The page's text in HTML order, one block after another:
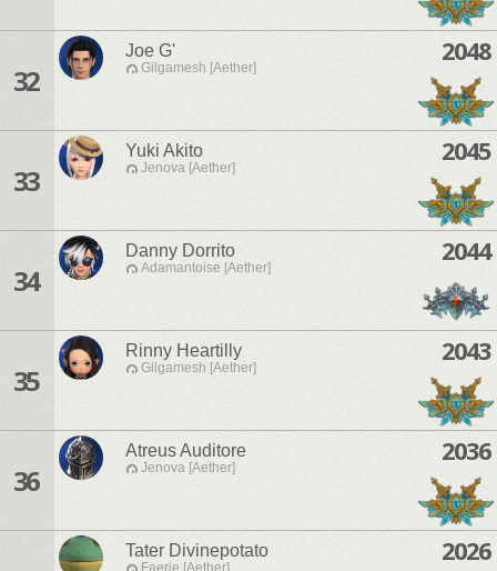
32
Joe G'
Gilgamesh [Aether]
2048
33
Yuki Akito
Jenova [Aether]
2045
34
Danny Dorrito
Adamantoise [Aether]
2044
35
Rinny Heartilly
Gilgamesh [Aether]
2043
36
Atreus Auditore
Jenova [Aether]
2036
Tater Divinepotato
Faerie [Aether]
2026